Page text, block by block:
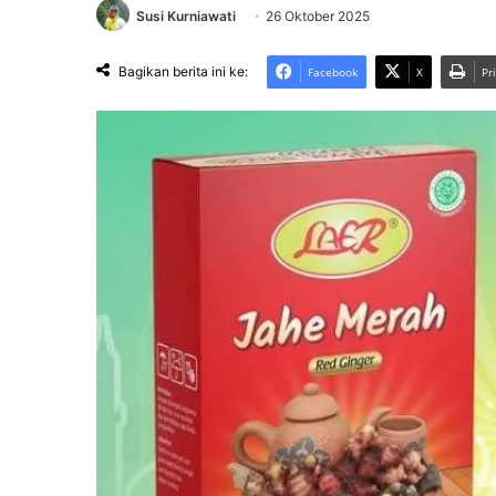
Susi Kurniawati 26 Oktober 2025
Bagikan berita ini ke: Facebook X